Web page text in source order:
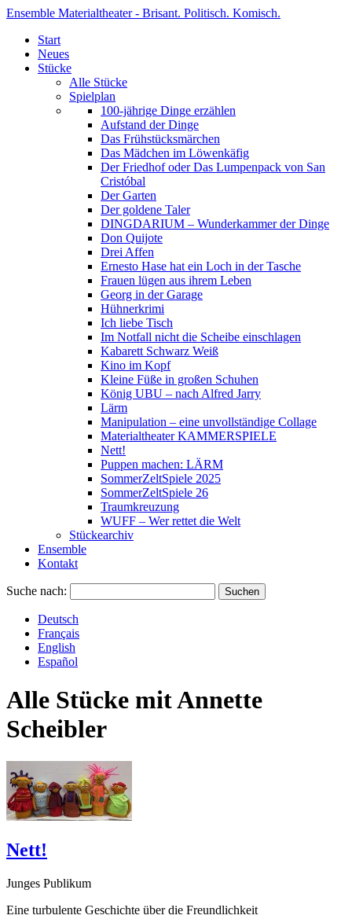
Ensemble Materialtheater - Brisant. Politisch. Komisch.
Start
Neues
Stücke
Alle Stücke
Spielplan
100-jährige Dinge erzählen
Aufstand der Dinge
Das Frühstücksmärchen
Das Mädchen im Löwenkäfig
Der Friedhof oder Das Lumpenpack von San
Cristóbal
Der Garten
Der goldene Taler
DINGDARIUM – Wunderkammer der Dinge
Don Quijote
Drei Affen
Ernesto Hase hat ein Loch in der Tasche
Frauen lügen aus ihrem Leben
Georg in der Garage
Hühnerkrimi
Ich liebe Tisch
Im Notfall nicht die Scheibe einschlagen
Kabarett Schwarz Weiß
Kino im Kopf
Kleine Füße in großen Schuhen
König UBU – nach Alfred Jarry
Lärm
Manipulation – eine unvollständige Collage
Materialtheater KAMMERSPIELE
Nett!
Puppen machen: LÄRM
SommerZeltSpiele 2025
SommerZeltSpiele 26
Traumkreuzung
WUFF – Wer rettet die Welt
Stückearchiv
Ensemble
Kontakt
Suche nach:
Deutsch
Français
English
Español
Alle Stücke mitAnnette
Scheibler
Nett!
Junges Publikum
Eine turbulente Geschichte über die Freundlichkeit